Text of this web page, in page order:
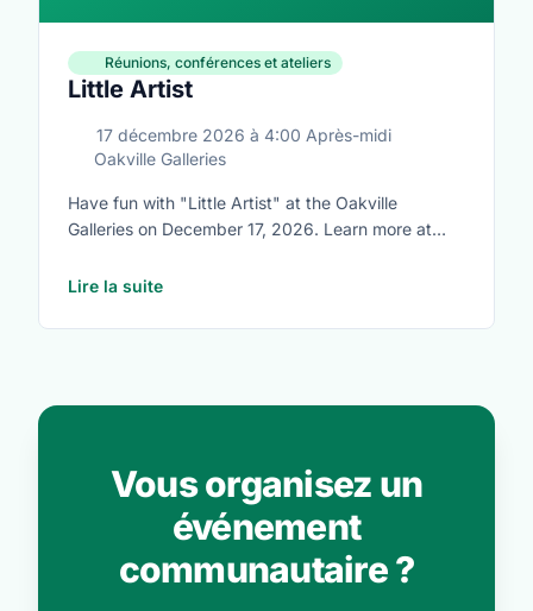
Little Artist
Réunions, conférences et ateliers
17 décembre 2026 à 4:00 Après-midi
Oakville Galleries
Have fun with "Little Artist" at the Oakville
Galleries on December 17, 2026. Learn more at
Lire la suite
Vous organisez un
événement
communautaire ?